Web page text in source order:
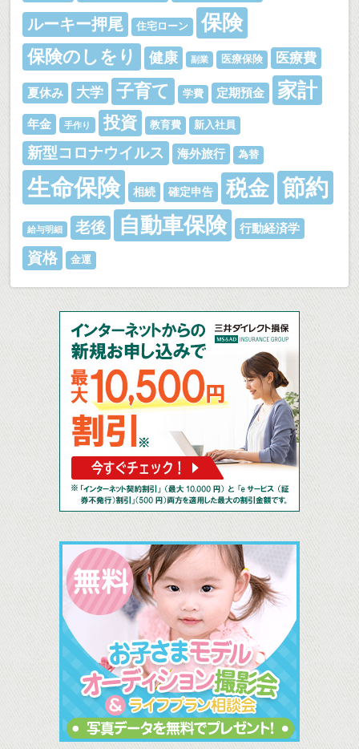
ルーキー押尾 住宅ローン 保険
保険のしをり 健康 副業 医療保険 医療費
夏休み 大学 子育て 学費 定期預金 家計
年金 手作り 投資 教育費 新入社員
新型コロナウイルス 海外旅行 為替
生命保険 相続 確定申告 税金 節約
給与明細 老後 自動車保険 行動経済学
資格 金運